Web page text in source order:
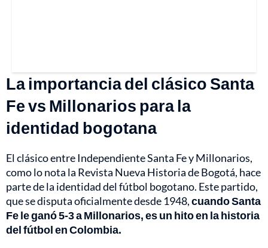
La importancia del clásico Santa
Fe vs Millonarios para la
identidad bogotana
El clásico entre Independiente Santa Fe y Millonarios,
como lo nota la Revista Nueva Historia de Bogotá, hace
parte de la identidad del fútbol bogotano. Este partido,
que se disputa oficialmente desde 1948,cuando Santa
Fe le ganó 5-3 a Millonarios, es un hito en la historia
del fútbol en Colombia.